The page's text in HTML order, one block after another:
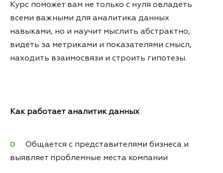
Курс поможет вам не только с нуля овладеть
всеми важными для аналитика данных
навыками, но и научит мыслить абстрактно,
видеть за метриками и показателями смысл,
находить взаимосвязи и строить гипотезы.
Как работает аналитик данных
Общается с представителями бизнеса и
выявляет проблемные места компании